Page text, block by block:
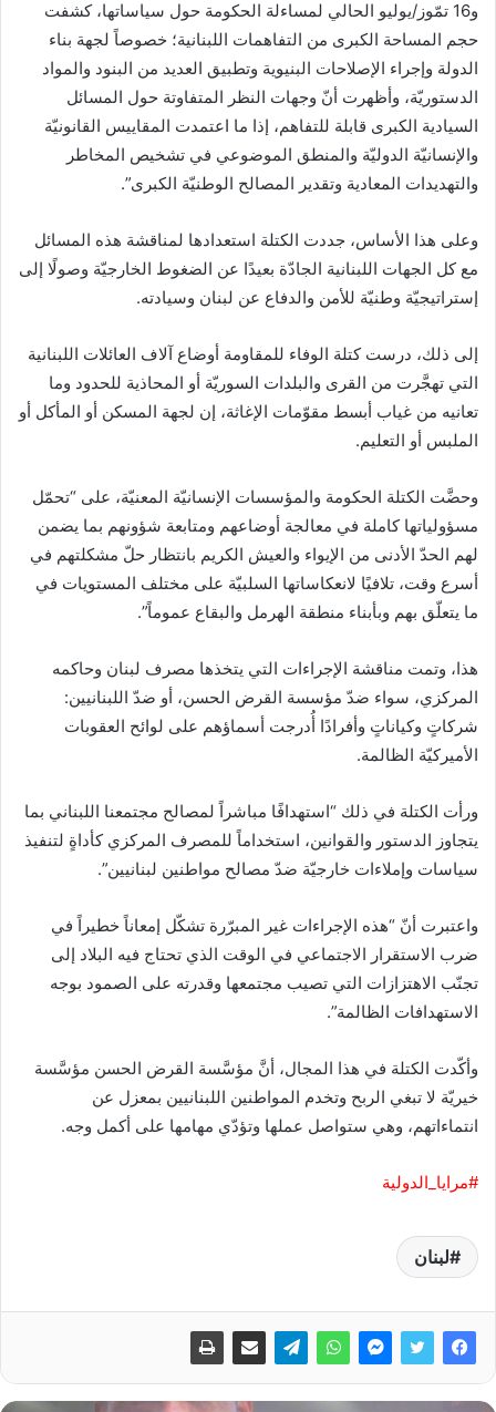
و16 تمّوز/يوليو الحالي لمساءلة الحكومة حول سياساتها، كشفت
حجم المساحة الكبرى من التفاهمات اللبنانية؛ خصوصاً لجهة بناء
الدولة وإجراء الإصلاحات البنيوية وتطبيق العديد من البنود والمواد
الدستوريّة، وأظهرت أنّ وجهات النظر المتفاوتة حول المسائل
السيادية الكبرى قابلة للتفاهم، إذا ما اعتمدت المقاييس القانونيّة
والإنسانيّة الدوليّة والمنطق الموضوعي في تشخيص المخاطر
والتهديدات المعادية وتقدير المصالح الوطنيّة الكبرى”.
وعلى هذا الأساس، جددت الكتلة استعدادها لمناقشة هذه المسائل
مع كل الجهات اللبنانية الجادّة بعيدًا عن الضغوط الخارجيّة وصولًا إلى
إستراتيجيّة وطنيّة للأمن والدفاع عن لبنان وسيادته.
إلى ذلك، درست كتلة الوفاء للمقاومة أوضاع آلاف العائلات اللبنانية
التي تهجَّرت من القرى والبلدات السوريّة أو المحاذية للحدود وما
تعانيه من غياب أبسط مقوّمات الإغاثة، إن لجهة المسكن أو المأكل أو
الملبس أو التعليم.
وحضَّت الكتلة الحكومة والمؤسسات الإنسانيّة المعنيّة، على “تحمّل
مسؤولياتها كاملة في معالجة أوضاعهم ومتابعة شؤونهم بما يضمن
لهم الحدّ الأدنى من الإيواء والعيش الكريم بانتظار حلّ مشكلتهم في
أسرع وقت، تلافيًا لانعكاساتها السلبيّة على مختلف المستويات في
ما يتعلّق بهم وبأبناء منطقة الهرمل والبقاع عموماً”.
هذا، وتمت مناقشة الإجراءات التي يتخذها مصرف لبنان وحاكمه
المركزي، سواء ضدّ مؤسسة القرض الحسن، أو ضدّ اللبنانيين:
شركاتٍ وكياناتٍ وأفرادًا أُدرجت أسماؤهم على لوائح العقوبات
الأميركيّة الظالمة.
ورأت الكتلة في ذلك “استهدافًا مباشراً لمصالح مجتمعنا اللبناني بما
يتجاوز الدستور والقوانين، استخداماً للمصرف المركزي كأداةٍ لتنفيذ
سياسات وإملاءات خارجيّة ضدّ مصالح مواطنين لبنانيين”.
واعتبرت أنّ “هذه الإجراءات غير المبرّرة تشكّل إمعاناً خطيراً في
ضرب الاستقرار الاجتماعي في الوقت الذي تحتاج فيه البلاد إلى
تجنّب الاهتزازات التي تصيب مجتمعها وقدرته على الصمود بوجه
الاستهدافات الظالمة”.
وأكّدت الكتلة في هذا المجال، أنَّ مؤسَّسة القرض الحسن مؤسَّسة
خيريّة لا تبغي الربح وتخدم المواطنين اللبنانيين بمعزل عن
انتماءاتهم، وهي ستواصل عملها وتؤدّي مهامها على أكمل وجه.
#مرايا_الدولية
لبنان